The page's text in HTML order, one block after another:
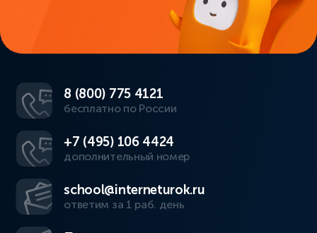
8 (800) 775 4121
бесплатно по России
+7 (495) 106 4424
дополнительный номер
school@interneturok.ru
ответим за 1 раб. день